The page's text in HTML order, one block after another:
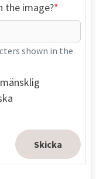
the image?
shown in the